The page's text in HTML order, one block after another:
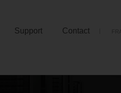
Support Contact